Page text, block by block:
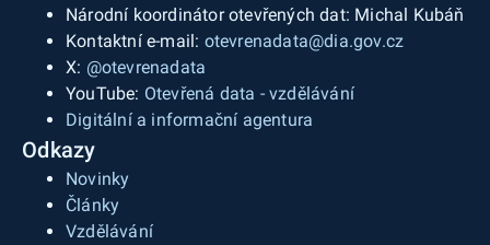
Národní koordinátor otevřených dat: Michal Kubáň
Kontaktní e-mail: otevrenadata@dia.gov.cz
X: @otevrenadata
YouTube: Otevřená data - vzdělávání
Digitální a informační agentura
Odkazy
Novinky
Články
Vzdělávání